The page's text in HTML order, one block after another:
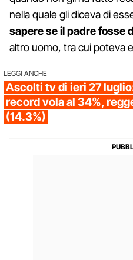
nella quale gli diceva di
sapere se il padre fosse
altro uomo, tra cui poteva
LEGGI ANCHE
Ascolti tv di ieri 27
record vola al 34%,
(14.3%)